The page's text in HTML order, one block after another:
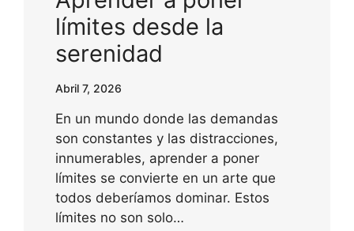
límites desde la
serenidad
Abril 7, 2026
En un mundo donde las demandas
son constantes y las distracciones,
innumerables, aprender a poner
límites se convierte en un arte que
todos deberíamos dominar. Estos
límites no son solo…